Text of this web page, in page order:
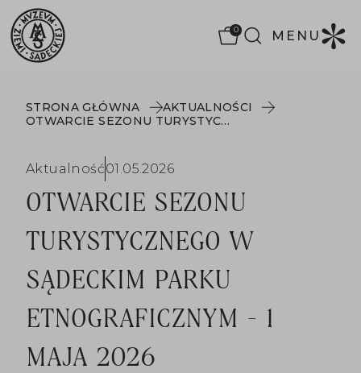
0 MENU
STRONA GŁÓWNA
AKTUALNOŚCI
OTWARCIE SEZONU TURYSTYCZNEGO W SĄDECKIM PARKU ETNOGRAFICZNYM - 1 MAJA 2026
Aktualność01.05.2026
OTWARCIE SEZONU
TURYSTYCZNEGO W
SĄDECKIM PARKU
ETNOGRAFICZNYM - 1
MAJA 2026